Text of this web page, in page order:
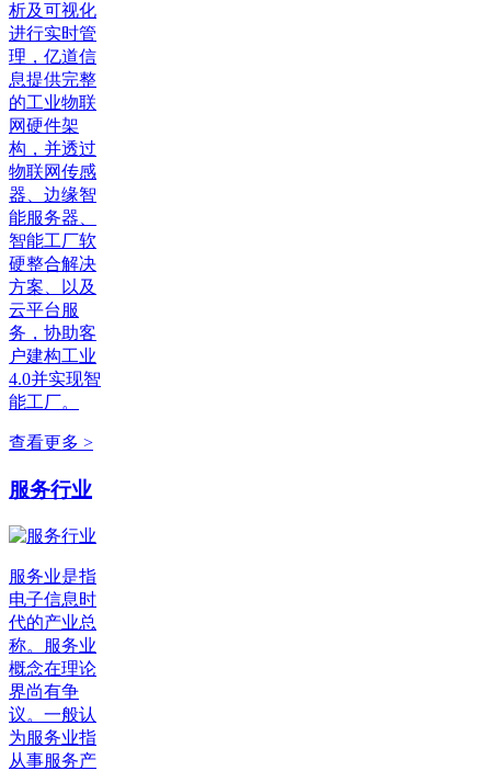
析及可视化
进行实时管
理，亿道信
息提供完整
的工业物联
网硬件架
构，并透过
物联网传感
器、边缘智
能服务器、
智能工厂软
硬整合解决
方案、以及
云平台服
务，协助客
户建构工业
4.0并实现智
能工厂。
查看更多 >
服务行业
服务业是指
电子信息时
代的产业总
称。服务业
概念在理论
界尚有争
议。一般认
为服务业指
从事服务产